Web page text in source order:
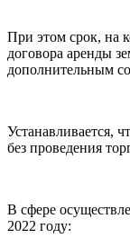
При этом срок, на
договора аренды
дополнительным
Устанавливается,
без проведения
В сфере
2022 году: